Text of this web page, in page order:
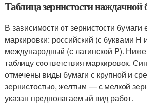
Таблица зернистости наждачной
В зависимости от зернистости бумаги
маркировки: российский (с буквами Н
международный (с латинской P).
таблицу соответствия маркировок.
отмечены виды бумаги с крупной и
зернистостью, желтым — с мелкой
указан предполагаемый вид работ.